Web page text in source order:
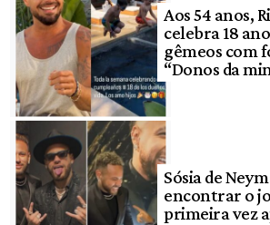
Aos 54 anos,
celebra 18
gêmeos com
“Donos da
Sósia de
encontrar o
primeira vez